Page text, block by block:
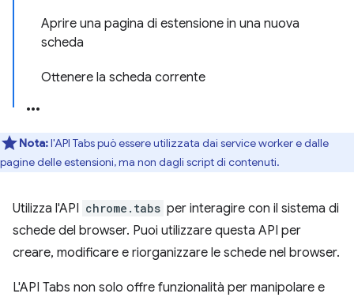
Aprire una pagina di estensione in una nuova
scheda
Ottenere la scheda corrente
Nota:l'API Tabs può essere utilizzata dai service worker e dalle
pagine delle estensioni, ma non dagli script di contenuti.
Utilizza l'API chrome.tabs per interagire con il sistema di
schede del browser. Puoi utilizzare questa API per
creare, modificare e riorganizzare le schede nel browser.
L'API Tabs non solo offre funzionalità per manipolare e